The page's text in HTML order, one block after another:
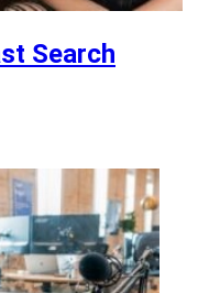
Search